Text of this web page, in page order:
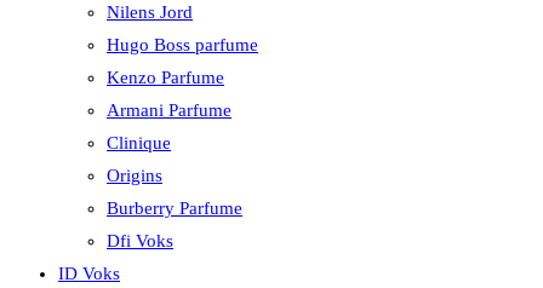
Nilens Jord
Hugo Boss parfume
Kenzo Parfume
Armani Parfume
Clinique
Origins
Burberry Parfume
Dfi Voks
ID Voks